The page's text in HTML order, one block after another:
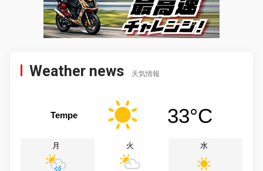
Weather news 天気情報
Tempe 33°C
月 火 水